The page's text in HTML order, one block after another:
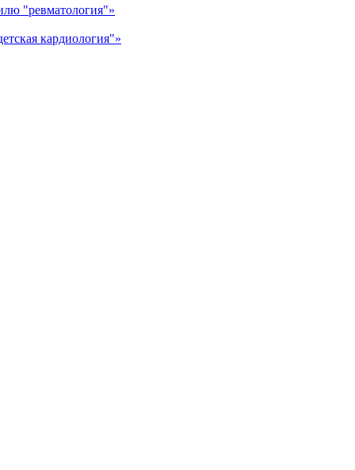
"ревматология"»
кардиология"»